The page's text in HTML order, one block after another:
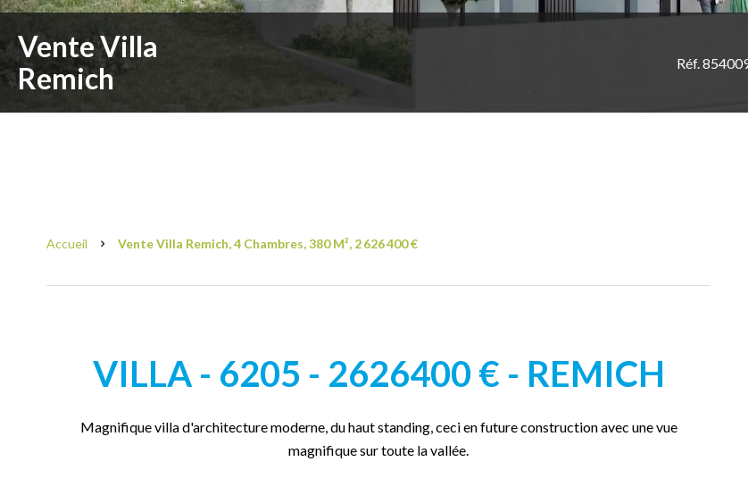
Vente Villa
Remich
Réf.
Accueil Vente Villa Remich, 4 Chambres, 380 M², 2 626 400 €
VILLA - 6205 - 2626400 € - REMICH
Magnifique villa d'architecture moderne, du haut standing, ceci en future construction avec une vue
magnifique sur toute la vallée.